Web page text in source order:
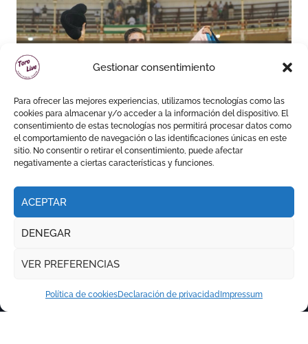
Gestionar consentimiento
Para ofrecer las mejores experiencias, utilizamos tecnologías como las
cookies para almacenar y/o acceder a la información del dispositivo. El
consentimiento de estas tecnologías nos permitirá procesar datos como
el comportamiento de navegación o las identificaciones únicas en este
sitio. No consentir o retirar el consentimiento, puede afectar
negativamente a ciertas características y funciones.
ACEPTAR
DENEGAR
VER PREFERENCIAS
Política de cookiesDeclaración de privacidad Impressum
Daniel Crespo reivindica su
sitio con una gran faena y dos
orejas